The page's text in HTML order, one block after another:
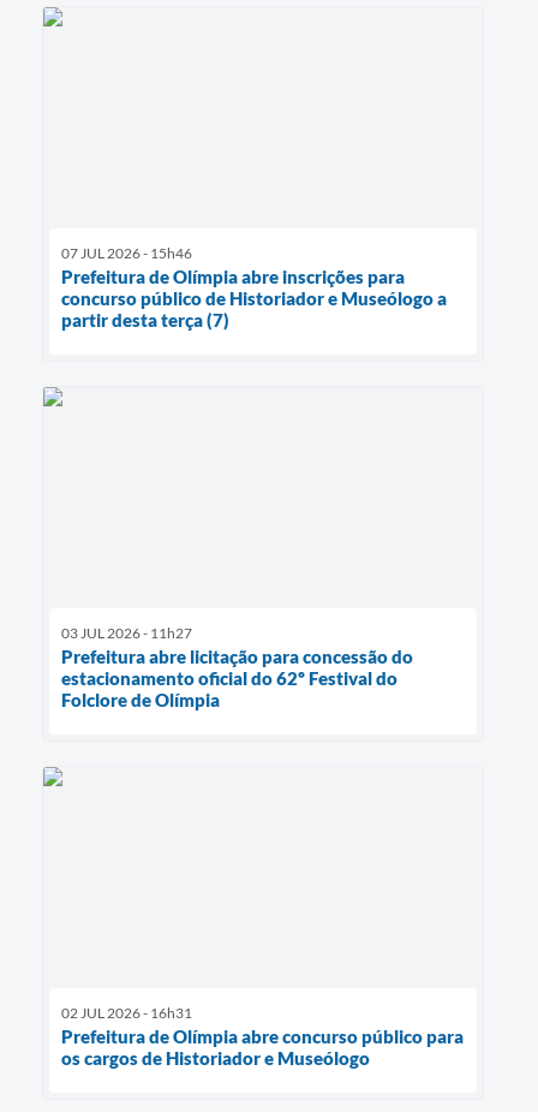
07 JUL 2026 - 15h46
Prefeitura de Olímpia abre inscrições para
concurso público de Historiador e Museólogo a
partir desta terça (7)
03 JUL 2026 - 11h27
Prefeitura abre licitação para concessão do
estacionamento oficial do 62º Festival do
Folclore de Olímpia
02 JUL 2026 - 16h31
Prefeitura de Olímpia abre concurso público para
os cargos de Historiador e Museólogo